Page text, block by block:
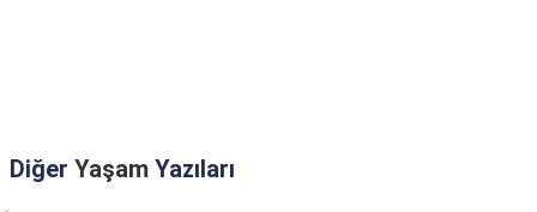
Diğer Yaşam Yazıları